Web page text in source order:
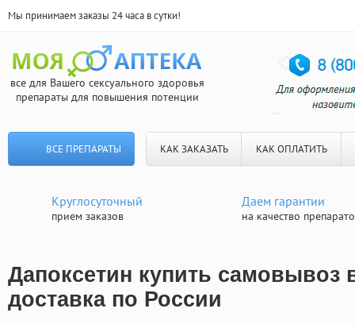
Мы принимаем заказы 24 часа в сутки!
все для Вашего сексуального здоровья
препараты для повышения потенции
ВСЕ ПРЕПАРАТЫ КАК ЗАКАЗАТЬ КАК ОПЛАТИТЬ
Круглосуточный
прием заказов
Даем гарантии
на качество
Дапоксетин купить самовывоз
доставка по России